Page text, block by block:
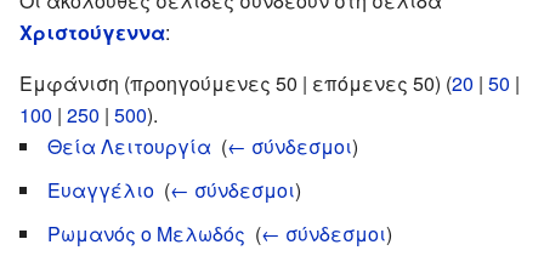
Χριστούγεννα:
Εμφάνιση (προηγούμενες 50 | επόμενες 50) (20 | 50 |
100 | 250 | 500).
Θεία Λειτουργία (← σύνδεσμοι)
Ευαγγέλιο (← σύνδεσμοι)
Ρωμανός ο Μελωδός (← σύνδεσμοι)